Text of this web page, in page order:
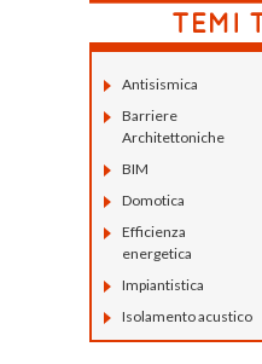
Antisismica
Barriere
Architettoniche
BIM
Domotica
Efficienza
energetica
Impiantistica
Isolamento acustico